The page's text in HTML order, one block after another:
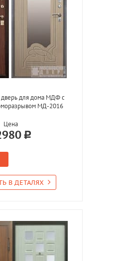
дверь для дома МДФ с
МД-2016
Цена
В ДЕТАЛЯХ